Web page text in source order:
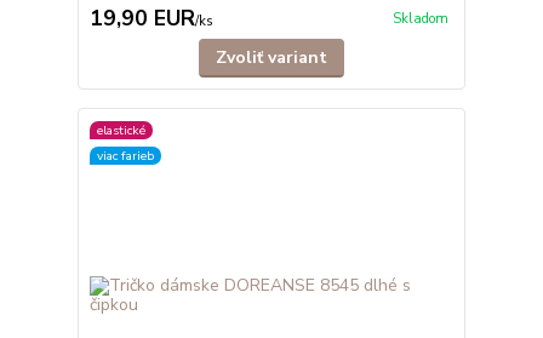
19,90 EUR/ks Skladom
Zvoliť variant
elastické
viac farieb